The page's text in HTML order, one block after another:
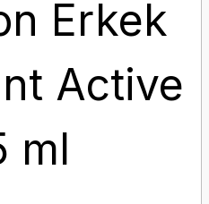
Erkek
Active
ml